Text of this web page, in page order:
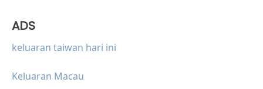
ADS
keluaran taiwan hari ini
Keluaran Macau